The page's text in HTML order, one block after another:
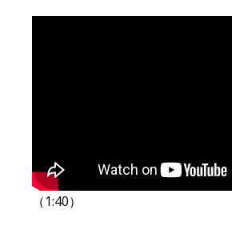
（1:40）